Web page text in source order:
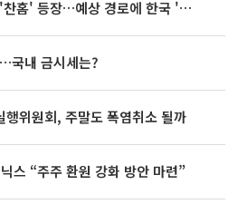
태풍 '돌핀' 이어 '찬홈' 등장…예상 경로에 한국 '한숨'
국내 금시세는?
위원회, 주말도 폭염취소 될까
스 “주주 환원 강화 방안 마련”